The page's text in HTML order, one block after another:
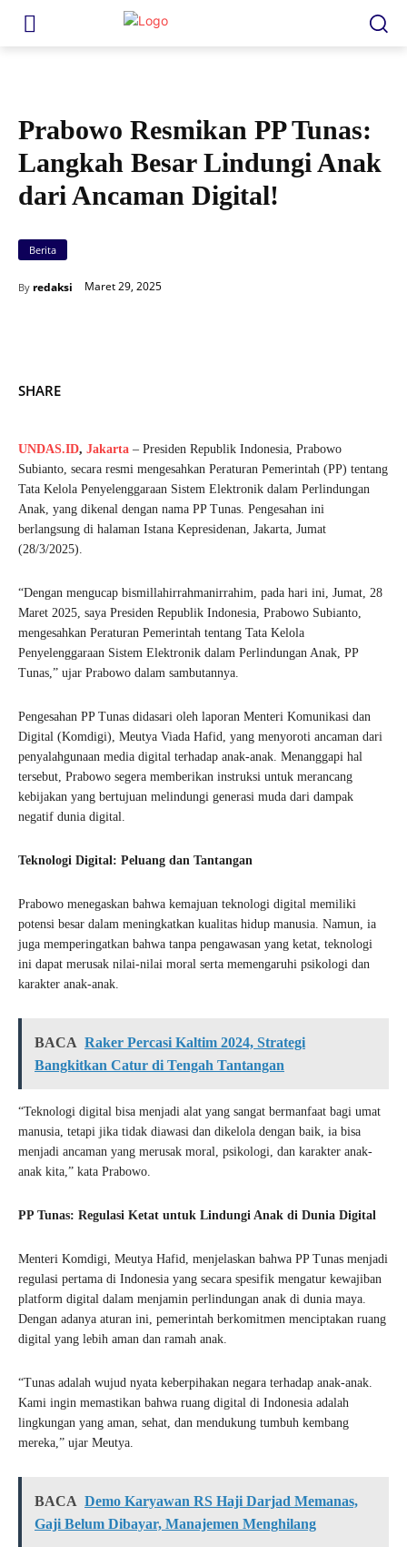
Prabowo Resmikan PP Tunas:
Langkah Besar Lindungi Anak
dari Ancaman Digital!
Berita
By redaksi Maret 29, 2025
SHARE
UNDAS.ID, Jakarta – Presiden Republik Indonesia, Prabowo
Subianto, secara resmi mengesahkan Peraturan Pemerintah (PP) tentang
Tata Kelola Penyelenggaraan Sistem Elektronik dalam Perlindungan
Anak, yang dikenal dengan nama PP Tunas. Pengesahan ini
berlangsung di halaman Istana Kepresidenan, Jakarta, Jumat
(28/3/2025).
“Dengan mengucap bismillahirrahmanirrahim, pada hari ini, Jumat, 28
Maret 2025, saya Presiden Republik Indonesia, Prabowo Subianto,
mengesahkan Peraturan Pemerintah tentang Tata Kelola
Penyelenggaraan Sistem Elektronik dalam Perlindungan Anak, PP
Tunas,” ujar Prabowo dalam sambutannya.
Pengesahan PP Tunas didasari oleh laporan Menteri Komunikasi dan
Digital (Komdigi), Meutya Viada Hafid, yang menyoroti ancaman dari
penyalahgunaan media digital terhadap anak-anak. Menanggapi hal
tersebut, Prabowo segera memberikan instruksi untuk merancang
kebijakan yang bertujuan melindungi generasi muda dari dampak
negatif dunia digital.
Teknologi Digital: Peluang dan Tantangan
Prabowo menegaskan bahwa kemajuan teknologi digital memiliki
potensi besar dalam meningkatkan kualitas hidup manusia. Namun, ia
juga memperingatkan bahwa tanpa pengawasan yang ketat, teknologi
ini dapat merusak nilai-nilai moral serta memengaruhi psikologi dan
karakter anak-anak.
BACA Raker Percasi Kaltim 2024, Strategi
Bangkitkan Catur di Tengah Tantangan
“Teknologi digital bisa menjadi alat yang sangat bermanfaat bagi umat
manusia, tetapi jika tidak diawasi dan dikelola dengan baik, ia bisa
menjadi ancaman yang merusak moral, psikologi, dan karakter anak-
anak kita,” kata Prabowo.
PP Tunas: Regulasi Ketat untuk Lindungi Anak di Dunia Digital
Menteri Komdigi, Meutya Hafid, menjelaskan bahwa PP Tunas menjadi
regulasi pertama di Indonesia yang secara spesifik mengatur kewajiban
platform digital dalam menjamin perlindungan anak di dunia maya.
Dengan adanya aturan ini, pemerintah berkomitmen menciptakan ruang
digital yang lebih aman dan ramah anak.
“Tunas adalah wujud nyata keberpihakan negara terhadap anak-anak.
Kami ingin memastikan bahwa ruang digital di Indonesia adalah
lingkungan yang aman, sehat, dan mendukung tumbuh kembang
mereka,” ujar Meutya.
BACA Demo Karyawan RS Haji Darjad Memanas,
Gaji Belum Dibayar, Manajemen Menghilang